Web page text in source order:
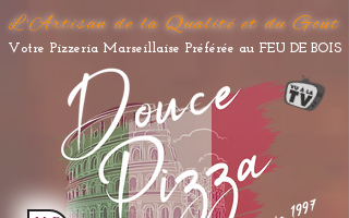
Votre Pizzeria Marseillaise Préférée au FEU DE BOIS
L'Artisan de la Qualité et du Goût